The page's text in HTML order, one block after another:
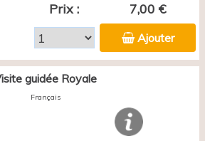
Prix : 7,00 €
Ajouter
guidée Royale
Français